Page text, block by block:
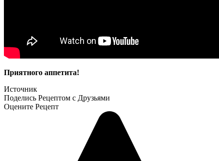
Приятного аппетита!
Источник
Поделись Рецептом с Друзьями
Оцените Рецепт